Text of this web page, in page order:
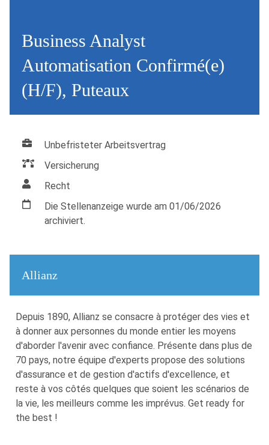
Business Analyst
Automatisation Confirmé(e)
(H/F), Puteaux
Unbefristeter Arbeitsvertrag
Versicherung
Recht
Die Stellenanzeige wurde am 01/06/2026
archiviert.
Allianz
Depuis 1890, Allianz se consacre à protéger des vies et
à donner aux personnes du monde entier les moyens
d'aborder l'avenir avec confiance. Présente dans plus de
70 pays, notre équipe d'experts propose des solutions
d'assurance et de gestion d'actifs d'excellence, et
reste à vos côtés quelques que soient les scénarios de
la vie, les meilleurs comme les imprévus. Get ready for
the best !